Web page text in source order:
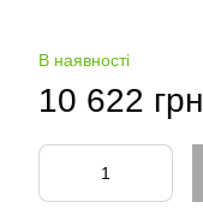
В наявності
10 622 грн